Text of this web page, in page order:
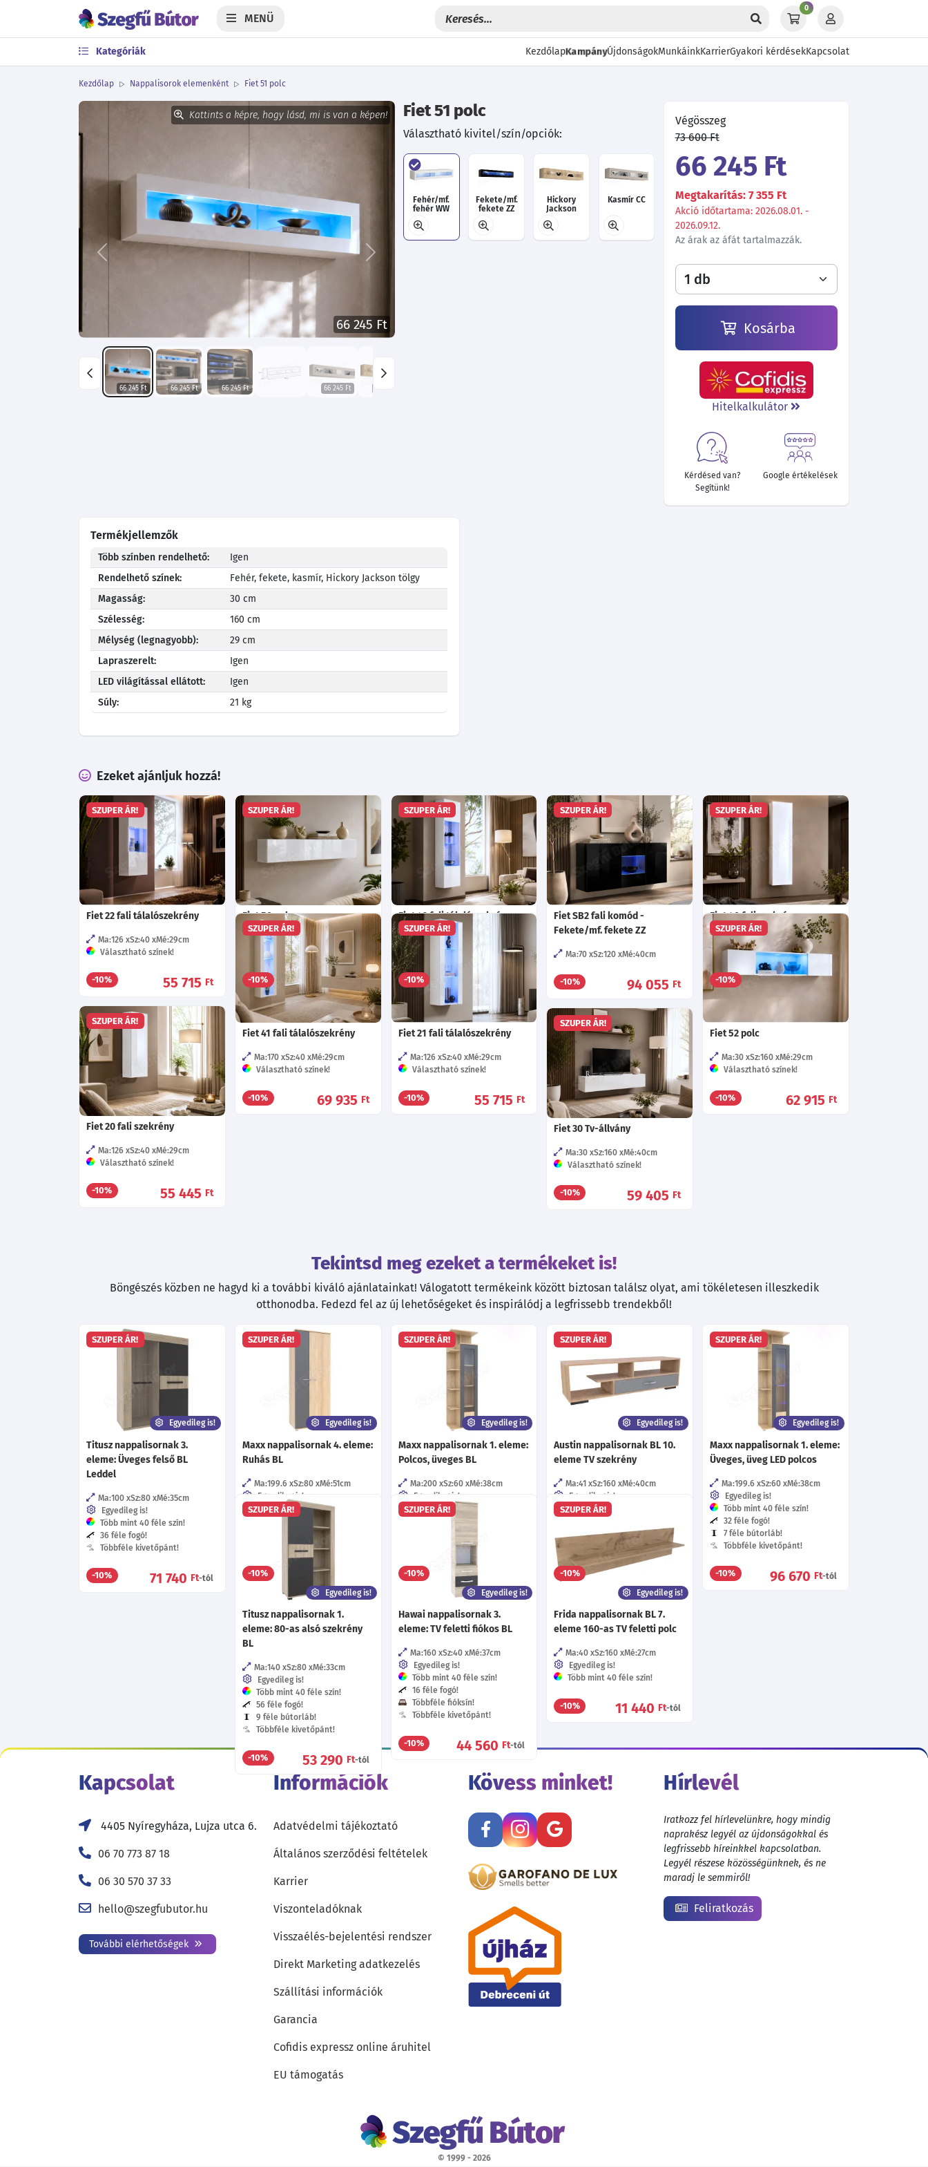
MENÜ
0
Kategóriák KezdőlapKampányÚjdonságokMunkáinkKarrierGyakori kérdésekKapcsolat
Kezdőlap Nappalisorok elemenként Fiet 51 polc
Kattints a képre, hogy lásd, mi is van a képen!
66 245 Ft
Előző Következő
66 245 Ft 66 245 Ft 66 245 Ft 66 245 Ft
Fiet 51 polc
Választható kivitel/szín/opciók:
Fehér/mf.
fehér WW
Fekete/mf.
fekete ZZ
Hickory
Jackson
Kasmír CC
Végösszeg
73 600 Ft
66 245 Ft
Megtakarítás: 7 355 Ft
Akció időtartama: 2026.08.01. -
2026.09.12.
Az árak az áfát tartalmazzák.
Kosárba
Hitelkalkulátor
Kérdésed van?
Segítünk!
Google értékelések
Termékjellemzők
Több színben rendelhető:
Igen
Rendelhető színek:
Fehér, fekete, kasmír, Hickory Jackson tölgy
Magasság:
30 cm
Szélesség:
160 cm
Mélység (legnagyobb):
29 cm
Lapraszerelt:
Igen
LED világítással ellátott:
Igen
Súly:
21 kg
Ezeket ajánljuk hozzá!
SZUPER ÁR!
Fiet 22 fali tálalószekrény
Ma:126 Sz:40 Mé:29cm
Választható színek!
-10% 55 715 Ft
SZUPER ÁR!
Fiet 50 polc
Ma:30 Sz:160 Mé:29
cm
Választható színek!
-10% 56 525Ft
SZUPER ÁR!
Fiet 42 fali tálalószekrény
Ma:170 Sz:40
Választható színek!
-10% 69 845
SZUPER ÁR!
Fiet SB2 fali komód -
Fekete/mf. fekete ZZ
Ma:70 Sz:120 Mé:40cm
-10% 94 055 Ft
SZUPER ÁR!
Fiet 40 fali szekrény
Ma:170 Sz:40 Mé:29cm
Választható színek!
-10% 69 575
SZUPER ÁR!
Fiet 41 fali tálalószekrény
Ma:170 Sz:40 Mé:29cm
Választható színek!
-10% 69 935 Ft
SZUPER ÁR!
Fiet 21 fali tálalószekrény
Ma:126 Sz:40 Mé:29cm
Választható színek!
-10% 55 715 Ft
SZUPER ÁR!
Fiet 52 polc
Ma:30 Sz:160 Mé:29cm
Választható színek!
-10% 62 915 Ft
SZUPER ÁR!
Fiet 20 fali szekrény
Ma:126 Sz:40 Mé:29cm
Választható színek!
-10% 55 445 Ft
SZUPER ÁR!
Fiet 30 Tv-állvány
Ma:30 Sz:160 Mé:40cm
Választható színek!
-10% 59 405 Ft
Tekintsd meg ezeket a termékeket is!
Böngészés közben ne hagyd ki a további kiváló ajánlatainkat! Válogatott termékeink között biztosan találsz olyat, ami tökéletesen illeszkedik
otthonodba. Fedezd fel az új lehetőségeket és inspirálódj a legfrissebb trendekből!
SZUPER ÁR!
Egyedileg is!
Titusz nappalisornak 3.
eleme: Üveges felső BL
Leddel
Ma:100 Sz:80 Mé:35cm
Egyedileg is!
Több mint 40 féle szín!
36 féle fogó!
Többféle kivetőpánt!
-10% 71 740 Ft-tól
SZUPER ÁR!
Egyedileg is!
Maxx nappalisornak 4. eleme:
Ruhás BL
Ma:199.6 Sz:80 Mé:51cm
Egyedileg is!
Több mint 40 féle szín!
6 féle bútorláb!
Többféle kivetőpánt!
-10% 58 150
SZUPER ÁR!
Egyedileg is!
Maxx nappalisornak 1. eleme:
Polcos, üveges BL
Ma:200 Sz:60 Mé:38cm
Egyedileg is!
Több mint 40 féle szín!
Többféle bútorláb!
Többféle kivetőpánt!
-10% 75 160
SZUPER ÁR!
Egyedileg is!
Austin nappalisornak BL 10.
eleme TV szekrény
Ma:41 Sz:160 Mé:40cm
Egyedileg is!
Több mint 40 féle szín!
9 féle bútorláb!
Többféle fióksín!
-10%
SZUPER ÁR!
Egyedileg is!
Maxx nappalisornak 1. eleme:
Üveges, üveg LED polcos
Ma:199.6 Sz:60 Mé:38cm
Egyedileg is!
Több mint 40 féle szín!
32 féle fogó!
7 féle bútorláb!
Többféle kivetőpánt!
-10% 96 670 Ft-tól
SZUPER ÁR!
Egyedileg is!
Titusz nappalisornak 1.
eleme: 80-as alsó szekrény
BL
Ma:140 Sz:80 Mé:33cm
Egyedileg is!
Több mint 40 féle szín!
56 féle fogó!
9 féle bútorláb!
Többféle kivetőpánt!
-10% 53 290 Ft-tól
SZUPER ÁR!
Egyedileg is!
Hawai nappalisornak 3.
eleme: TV feletti fiókos BL
Ma:160 Sz:40 Mé:37cm
Egyedileg is!
Több mint 40 féle szín!
16 féle fogó!
Többféle fióksín!
Többféle kivetőpánt!
-10% 44 560 Ft-tól
SZUPER ÁR!
Egyedileg is!
Frida nappalisornak BL 7.
eleme 160-as TV feletti polc
Ma:40 Sz:160 Mé:27cm
Egyedileg is!
Több mint 40 féle szín!
-10% 11 440 Ft-tól
Kapcsolat
4405 Nyíregyháza, Lujza utca 6.
06 70 773 87 18
06 30 570 37 33
hello@szegfubutor.hu
További elérhetőségek
Információk
Adatvédelmi tájékoztató
Általános szerződési feltételek
Karrier
Viszonteladóknak
Visszaélés-bejelentési rendszer
Direkt Marketing adatkezelés
Szállítási információk
Garancia
Cofidis expressz online áruhitel
EU támogatás
Kövess minket! Hírlevél
Iratkozz fel hírlevelünkre, hogy mindig
naprakész legyél az újdonságokkal és
legfrissebb híreinkkel kapcsolatban.
Legyél részese közösségünknek, és ne
maradj le semmiről!
Feliratkozás
© 1999 - 2026